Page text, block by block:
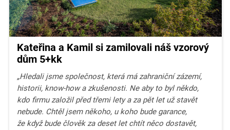
Kateřina a Kamil si zamilovali náš vzorový
dům 5+kk
„Hledali jsme společnost, která má zahraniční zázemí,
historii, know-how a zkušenosti. Ne aby to byl někdo,
kdo firmu založil před třemi lety a za pět let už stavět
nebude. Chtěl jsem někoho, u koho bude garance,
že když bude člověk za deset let chtít něco dostavět,